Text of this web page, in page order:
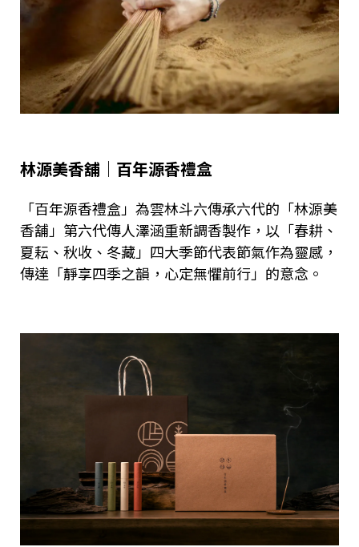
林源美香舖｜百年源香禮盒
「百年源香禮盒」為雲林斗六傳承六代的「林源美
香舖」第六代傳人澤涵重新調香製作，以「春耕、
夏耘、秋收、冬藏」四大季節代表節氣作為靈感，
傳達「靜享四季之韻，心定無懼前行」的意念。